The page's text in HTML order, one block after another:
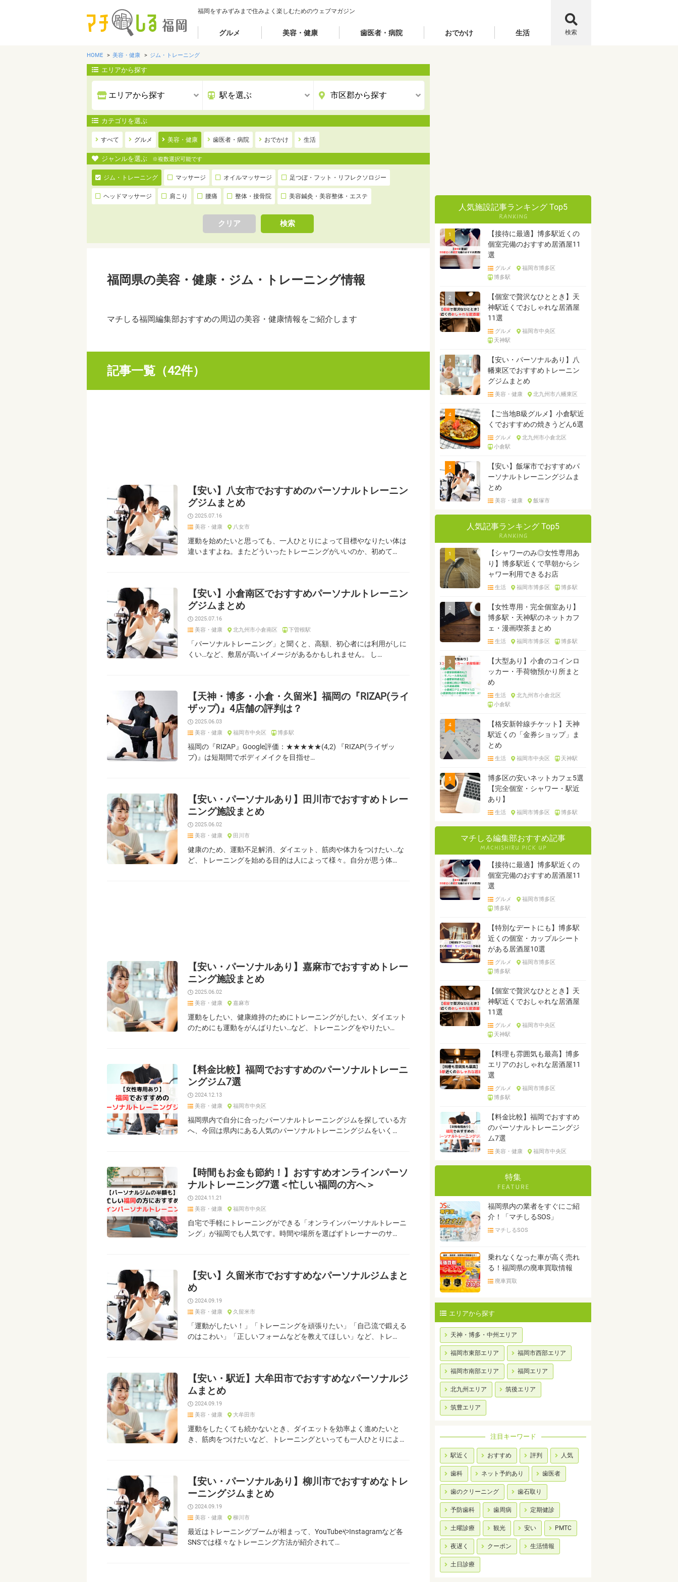
福岡をすみずみまで住みよく楽しむためのウェブマガジン
グルメ 美容・健康 歯医者・病院 おでかけ 生活 検索
HOME 美容・健康 ジム・トレーニング
エリアから探す
カテゴリを選ぶ
すべて グルメ 美容・健康 歯医者・病院 おでかけ 生活
ジャンルを選ぶ ※複数選択可能です
ジム・トレーニング マッサージ オイルマッサージ 足つぼ・フット・リフレクソロジー
ヘッドマッサージ 肩こり 腰痛 整体・接骨院 美容鍼灸・美容整体・エステ
クリア 検索
福岡県の美容・健康・ジム・トレーニング情報
マチしる福岡編集部おすすめの周辺の美容・健康情報をご紹介します
記事一覧（42件）
【安い】八女市でおすすめのパーソナルトレーニン
グジムまとめ
2025.07.16
美容・健康
八女市
運動を始めたいと思っても、一人ひとりによって目標やなりたい体は
違いますよね。またどういったトレーニングがいいのか、初めて…
【安い】小倉南区でおすすめパーソナルトレーニン
グジムまとめ
2025.07.16
美容・健康
北九州市小倉南区 下曽根駅
「パーソナルトレーニング」と聞くと、高額、初心者には利用がしに
くい…など、敷居が高いイメージがあるかもしれません。 し…
【天神・博多・小倉・久留米】福岡の『RIZAP(ライ
ザップ)』4店舗の評判は？
2025.06.03
美容・健康
福岡市中央区 博多駅
福岡の『RIZAP』Google評価：★★★★★(4,2) 『RIZAP(ライザッ
プ)』は短期間でボディメイクを目指せ…
【安い・パーソナルあり】田川市でおすすめトレー
ニング施設まとめ
2025.06.02
美容・健康
田川市
健康のため、運動不足解消、ダイエット、筋肉や体力をつけたい…な
ど、トレーニングを始める目的は人によって様々。自分が思う体…
【安い・パーソナルあり】嘉麻市でおすすめトレー
ニング施設まとめ
2025.06.02
美容・健康
嘉麻市
運動をしたい、健康維持のためにトレーニングがしたい、ダイエット
のためにも運動をがんばりたい…など、トレーニングをやりたい…
【料金比較】福岡でおすすめのパーソナルトレーニ
ングジム7選
2024.12.13
美容・健康
福岡市中央区
福岡県内で自分に合ったパーソナルトレーニングジムを探している方
へ、今回は県内にある人気のパーソナルトレーニングジムをいく…
【時間もお金も節約！】おすすめオンラインパーソ
ナルトレーニング7選＜忙しい福岡の方へ＞
2024.11.21
美容・健康
福岡市中央区
自宅で手軽にトレーニングができる「オンラインパーソナルトレーニ
ング」が福岡でも人気です。時間や場所を選ばずトレーナーのサ…
【安い】久留米市でおすすめなパーソナルジムまと
め
2024.09.19
美容・健康
久留米市
「運動がしたい！」「トレーニングを頑張りたい」「自己流で鍛える
のはこわい」「正しいフォームなどを教えてほしい」など、トレ…
【安い・駅近】大牟田市でおすすめなパーソナルジ
ムまとめ
2024.09.19
美容・健康
大牟田市
運動をしたくても続かないとき、ダイエットを効率よく進めたいと
き、筋肉をつけたいなど、トレーニングといっても一人ひとりによ…
【安い・パーソナルあり】柳川市でおすすめなトレ
ーニングジムまとめ
2024.09.19
美容・健康
柳川市
最近はトレーニングブームが相まって、YouTubeやInstagramなど各
SNSでは様々なトレーニング方法が紹介されて…
人気施設記事ランキング Top5
1
【接待に最適】博多駅近くの
個室完備のおすすめ居酒屋11
選
グルメ
福岡市博多区
博多駅
2
【個室で贅沢なひととき】天
神駅近くでおしゃれな居酒屋
11選
グルメ
福岡市中央区
天神駅
3
【安い・パーソナルあり】八
幡東区でおすすめトレーニン
グジムまとめ
美容・健康 北九州市八幡東区
4
【ご当地B級グルメ】小倉駅近
くでおすすめの焼きうどん6選
グルメ
北九州市小倉北区
小倉駅
5
【安い】飯塚市でおすすめパ
ーソナルトレーニングジムま
とめ
美容・健康 飯塚市
人気記事ランキング Top5
1
【シャワーのみ◎女性専用あ
り】博多駅近くで早朝からシ
ャワー利用できるお店
生活 福岡市博多区 博多駅
2
【女性専用・完全個室あり】
博多駅・天神駅のネットカフ
ェ・漫画喫茶まとめ
生活 福岡市博多区 博多駅
3
【大型あり】小倉のコインロ
ッカー・手荷物預かり所まと
め
生活
北九州市小倉北区
小倉駅
4
【格安新幹線チケット】天神
駅近くの「金券ショップ」ま
とめ
生活 福岡市中央区 天神駅
5
博多区の安いネットカフェ5選
【完全個室・シャワー・駅近
あり】
生活 福岡市博多区 博多駅
マチしる編集部おすすめ記事
【接待に最適】博多駅近くの
個室完備のおすすめ居酒屋11
選
グルメ
福岡市博多区
博多駅
【特別なデートにも】博多駅
近くの個室・カップルシート
がある居酒屋10選
グルメ
福岡市博多区
博多駅
【個室で贅沢なひととき】天
神駅近くでおしゃれな居酒屋
11選
グルメ
福岡市中央区
天神駅
【料理も雰囲気も最高】博多
エリアのおしゃれな居酒屋11
選
グルメ
福岡市博多区
博多駅
【料金比較】福岡でおすすめ
のパーソナルトレーニングジ
ム7選
美容・健康 福岡市中央区
特集
福岡県内の業者をすぐにご紹
介！「マチしるSOS」
マチしるSOS
乗れなくなった車が高く売れ
る！福岡県の廃車買取情報
廃車買取
エリアから探す
天神・博多・中州エリア
福岡市東部エリア 福岡市西部エリア
福岡市南部エリア 福岡エリア
北九州エリア 筑後エリア
筑豊エリア
注目キーワード
駅近く おすすめ 評判 人気
歯科 ネット予約あり 歯医者
歯のクリーニング 歯石取り
予防歯科 歯周病 定期健診
土曜診療 観光 安い PMTC
夜遅く クーポン 生活情報
土日診療